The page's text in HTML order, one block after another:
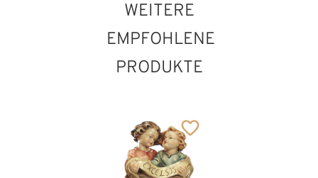
WEITERE
EMPFOHLENE
PRODUKTE